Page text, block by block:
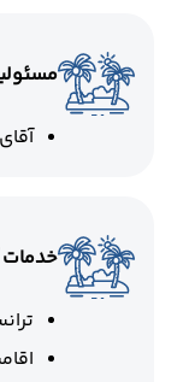
خدمات